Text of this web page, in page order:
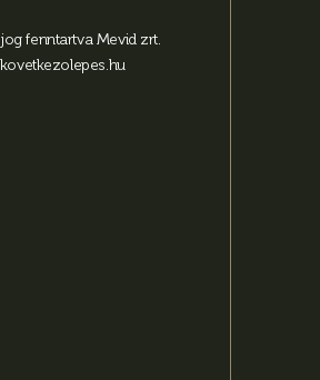
fenntartva Mevid zrt.
kovetkezolepes.hu